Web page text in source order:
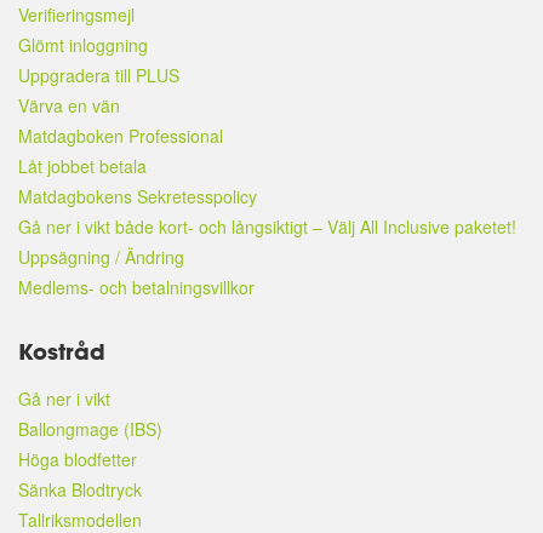
Verifieringsmejl
Glömt inloggning
Uppgradera till PLUS
Värva en vän
Matdagboken Professional
Låt jobbet betala
Matdagbokens Sekretesspolicy
Gå ner i vikt både kort- och långsiktigt – Välj All Inclusive paketet!
Uppsägning / Ändring
Medlems- och betalningsvillkor
Kostråd
Gå ner i vikt
Ballongmage (IBS)
Höga blodfetter
Sänka Blodtryck
Tallriksmodellen